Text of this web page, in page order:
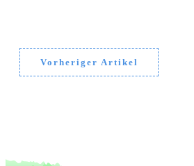
Vorheriger Artikel